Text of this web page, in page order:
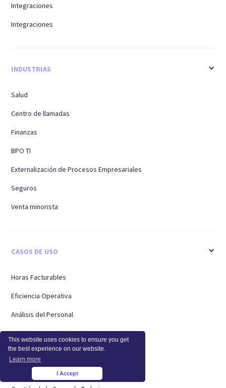
This website uses cookies to ensure you get
the best experience on our website.
Learn more
I Accept
Integraciones
Integraciones
INDUSTRIAS
Salud
Centro de llamadas
Finanzas
BPO TI
Externalización de Procesos Empresariales
Seguros
Venta minorista
CASOS DE USO
Horas Facturables
Eficiencia Operativa
Análisis del Personal
Empresas
Trabajadores Remotos
Soporte